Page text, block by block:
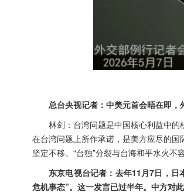
总台央视记者：中美元首会晤在即
林剑：台湾问题是中国核心利益中
在台湾问题上所作承诺，是美方应尽的
坚定不移。“台独”分裂与台海和平水火不
东京电视台记者：去年11月7日，
危机事态”。这一发言已过半年。中方对